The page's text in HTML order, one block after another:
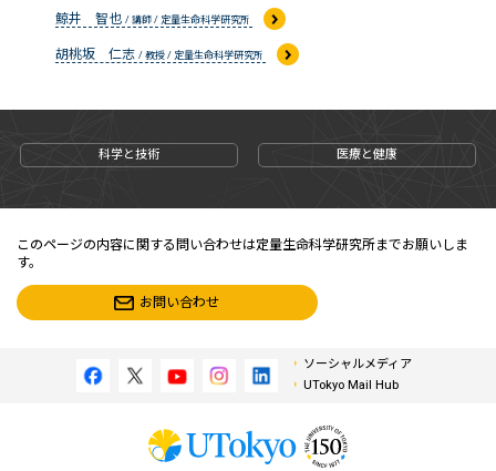
鯨井 智也 / 講師 / 定量生命科学研究所
胡桃坂 仁志 / 教授 / 定量生命科学研究所
科学と技術 医療と健康
このページの内容に関する問い合わせは定量生命科学研究所までお願いしま
す。
お問い合わせ
ソーシャルメディア
UTokyo Mail Hub